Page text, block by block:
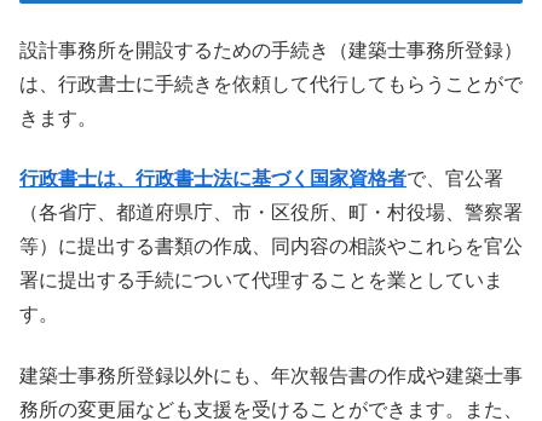
設計事務所を開設するための手続き（建築士事務所登録）
は、行政書士に手続きを依頼して代行してもらうことがで
きます。
行政書士は、行政書士法に基づく国家資格者で、官公署
（各省庁、都道府県庁、市・区役所、町・村役場、警察署
等）に提出する書類の作成、同内容の相談やこれらを官公
署に提出する手続について代理することを業としていま
す。
建築士事務所登録以外にも、年次報告書の作成や建築士事
務所の変更届なども支援を受けることができます。また、